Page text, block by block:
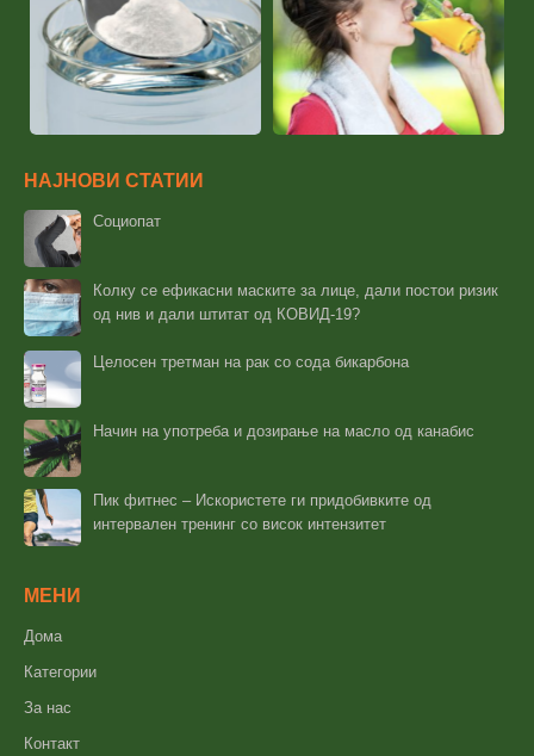
НАЈНОВИ СТАТИИ
Социопат
Колку се ефикасни маските за лице, дали постои ризик
од нив и дали штитат од КОВИД-19?
Целосен третман на рак со сода бикарбона
Начин на употреба и дозирање на масло од канабис
Пик фитнес – Искористете ги придобивките од
интервален тренинг со висок интензитет
МЕНИ
Дома
Категории
За нас
Контакт